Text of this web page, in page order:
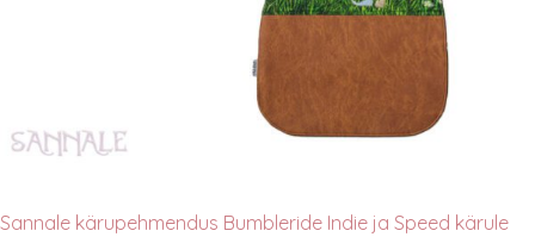
Sannale kärupehmendus Bumbleride Indie ja Speed kärule